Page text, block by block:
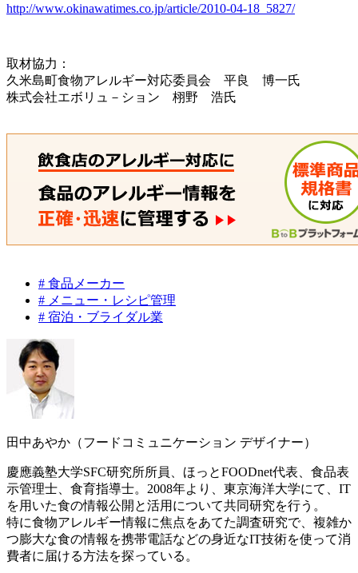
http://www.okinawatimes.co.jp/article/2010-04-18_5827/
取材協力：
久米島町食物アレルギー対応委員会 平良 博一氏
株式会社エボリュ－ション 栩野 浩氏
# 食品メーカー
# メニュー・レシピ管理
# 宿泊・ブライダル業
田中あやか（フードコミュニケーション デザイナー）
慶應義塾大学SFC研究所所員、ほっとFOODnet代表、食品表
示管理士、食育指導士。2008年より、東京海洋大学にて、IT
を用いた食の情報公開と活用について共同研究を行う。
特に食物アレルギー情報に焦点をあてた調査研究で、複雑か
つ膨大な食の情報を携帯電話などの身近なIT技術を使って消
費者に届ける方法を探っている。